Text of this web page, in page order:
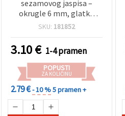
sezamovog jaspisa –
okrugle 6 mm, glatko
polirane – 1 niz (~62 kom)
DIY izradu nakita,
narukvica i ogrlica
SKU: 181852
3.10€ 1-4 pramen
POPUSTI
ZA KOLIČINU
2.79 €- 10 %5 pramen +